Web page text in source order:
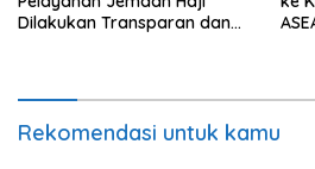
Dilakukan Transparan dan
Rekomendasi untuk kamu